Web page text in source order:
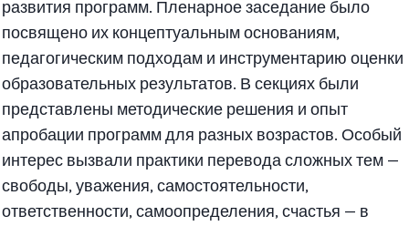
развития программ. Пленарное заседание было
посвящено их концептуальным основаниям,
педагогическим подходам и инструментарию оценки
образовательных результатов. В секциях были
представлены методические решения и опыт
апробации программ для разных возрастов. Особый
интерес вызвали практики перевода сложных тем —
свободы, уважения, самостоятельности,
ответственности, самоопределения, счастья — в